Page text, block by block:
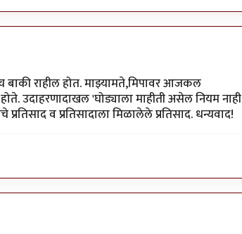
राहील होत. माझ्यामते,मिपावर आजकल
उदाहरणादाखल 'घोड्याला माहीती असेल नियम नाही
व प्रतिसादाला मिळालेले प्रतिसाद. धन्यवाद!